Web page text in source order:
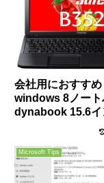
会社用におすすめ
windows 8ノート
dynabook 15.6イ
Microsoft Tips